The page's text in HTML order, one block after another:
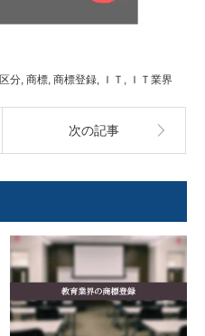
区分, 商標, 商標登録, ＩＴ , ＩＴ業界
次の記事